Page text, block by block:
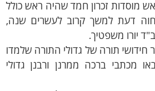
זכרון חמד שהיה ראש כולל
דעת למשך קרוב לעשרים שנה,
יורו משפטיך.
תורה של גדולי התורה שלמדו
ברכה ממרנן ורבנן גדולי